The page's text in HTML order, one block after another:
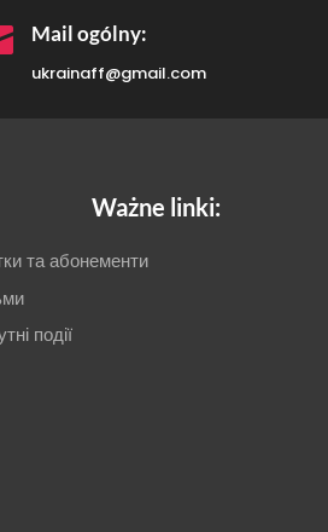
Mail ogólny:
ukrainaff@gmail.com
Ważne linki:
та абонементи
події